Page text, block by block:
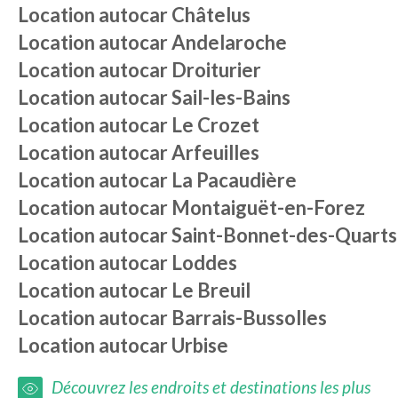
Location autocarChâtelus
Location autocarAndelaroche
Location autocar Droiturier
Location autocarSail-les-Bains
Location autocar Le Crozet
Location autocarArfeuilles
Location autocar La Pacaudière
Location autocar Montaiguët-en-Forez
Location autocarSaint-Bonnet-des-Quarts
Location autocar Loddes
Location autocar Le Breuil
Location autocar Barrais-Bussolles
Location autocarUrbise
Découvrez les endroits et destinations les plus